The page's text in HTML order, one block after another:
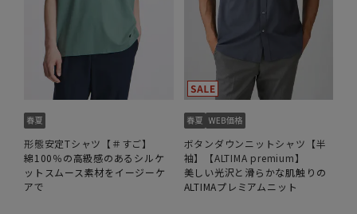
形態安定Tシャツ【＃すご】
綿100％の高級感のあるシルケ
ットスムース素材をイージーケ
アで
ボタンダウンニットシャツ【半
袖】【ALTIMA premium】
美しい光沢と滑らかな肌触りの
ALTIMAプレミアムニット